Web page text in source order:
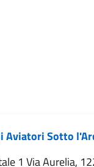
Aviatori Sotto
1 Via Aurelia,